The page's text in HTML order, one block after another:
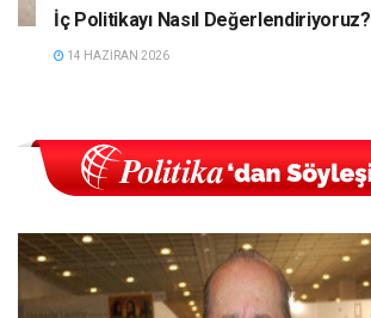
İç Politikayı Nasıl Değerlendiriyoruz?
14 HAZIRAN 2026